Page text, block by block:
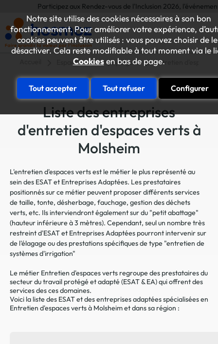
Notre site utilise des cookies nécessaires à son bon
fonctionnement. Pour améliorer votre expérience,
cookies peuvent être utilisés : vous pouvez choisir de
désactiver. Cela reste modifiable à tout moment via le
Cookiesen bas de page.
Tout accepter Tout refuser Configurer
Participez aux Rendez-vous de l'Inclusion 2026, l'événement
Espaces verts et paysagers Entretien d'espaces
Liste des entreprises
d'entretien d'espaces verts à
Molsheim
L'entretien d'espaces verts est le métier le plus représenté au
sein des ESAT et Entreprises Adaptées. Les prestataires
positionnés sur ce métier peuvent proposer différents services
de taille, tonte, désherbage, fauchage, gestion des déchets
verts, etc. Ils interviendront également sur du "petit abattage"
(hauteur inférieure à 3 mètres). Cependant, seul un nombre très
restreint d'ESAT et Entreprises Adaptées pourront intervenir sur
de l'élagage ou des prestations spécifiques de type "entretien de
systèmes d'irrigation"
Le métier Entretien d'espaces verts regroupe des prestataires du
secteur du travail protégé et adapté (ESAT & EA) qui offrent des
services des ces domaines.
Voici la liste des ESAT et des entreprises adaptées spécialisées en
Entretien d'espaces verts à Molsheim et dans sa région :